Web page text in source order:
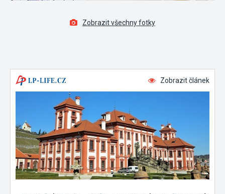
Zobrazit všechny fotky
Zobrazit článek